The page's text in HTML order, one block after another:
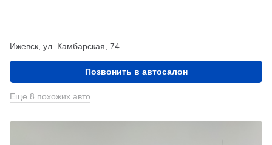
Ижевск, ул. Камбарская, 74
Позвонить в автосалон
Еще 8 похожих авто